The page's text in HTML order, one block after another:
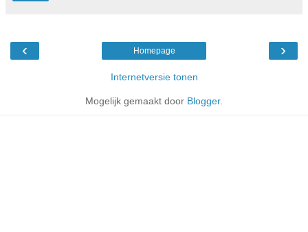
‹ ›
Homepage
Internetversie tonen
Mogelijk gemaakt door Blogger.